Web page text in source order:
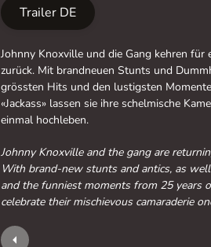
Trailer DE
Johnny Knoxville und die Gang kehren für
zurück. Mit brandneuen Stunts und
grössten Hits und den lustigsten
«Jackass» lassen sie ihre schelmische
einmal hochleben.
Johnny Knoxville and the gang are
With brand-new stunts and antics, as
and the funniest moments from 25 years
celebrate their mischievous camaraderie